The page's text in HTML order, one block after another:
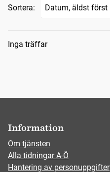
Sortera:
Sökresultat
Inga träffar
Information
Om tjänsten
Alla tidningar A-Ö
Hantering av personuppgifter